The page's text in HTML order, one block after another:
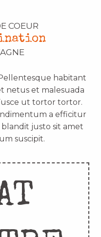
COEUR
habitant
netus et malesuada
ut tortor tortor.
a efficitur
blandit justo sit amet
suscipit.